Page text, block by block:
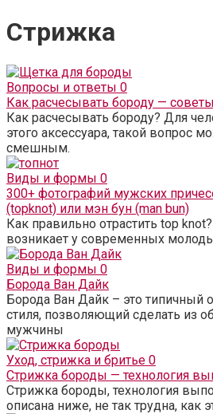
Стрижка
Вопросы и ответы 0
Как расчесывать бороду —
Как расчесывать бороду? Для
этого аксессуара, такой вопрос
смешным.
Виды и формы 0
300+ фотографий мужских
(topknot) или мэн бун (man bun)
Как правильно отрастить top
возникает у современных
Виды и формы 0
Борода Ван Дайк
Борода Ван Дайк – это типичный
стиля, позволяющий сделать из
мужчины
Уход, стрижка и бритье 0
Стрижка бороды — технология
Стрижка бороды, технология
описана ниже, не так трудна, как